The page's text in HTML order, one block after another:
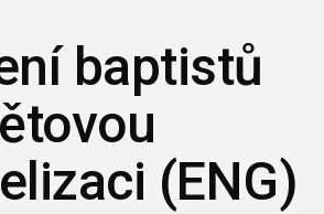
baptistů
(ENG)